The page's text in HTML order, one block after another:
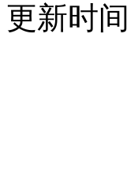
更新时